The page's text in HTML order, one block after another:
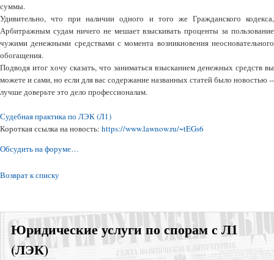
суммы.
Удивительно, что при наличии одного и того же Гражданского кодекса,
Арбитражным судам ничего не мешает взыскивать проценты за пользование
чужими денежными средствами с момента возникновения неосновательного
обогащения.
Подводя итог хочу сказать, что заниматься взысканием денежных средств вы
можете и сами, но если для вас содержание названных статей было новостью --
лучше доверьте это дело профессионалам.
Судебная практика по ЛЭК (Л1)
Короткая ссылка на новость: https://www.lawnow.ru/~tEGs6
Обсудить на форуме…
Возврат к списку
Юридические услуги по спорам с Л1
(ЛЭК)